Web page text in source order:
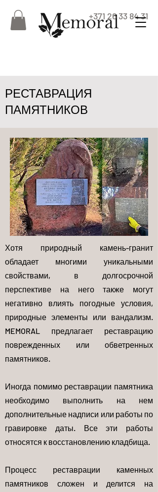
+371 26 33 84 31
РЕСТАВРАЦИЯ
ПАМЯТНИКОВ
Хотя природный камень-гранит
обладает многими уникальными
свойствами, в долгосрочной
перспективе на него также могут
негативно влиять погодные условия,
природные элементы или вандализм.
MEMORAL предлагает реставрацию
поврежденных или обветренных
памятников.
Иногда помимо реставрации памятника
необходимо выполнить на нем
дополнительные надписи или работы по
гравировке даты. Все эти работы
относятся к восстановлению кладбища.
Процесс реставрации каменных
памятников сложен и делится на